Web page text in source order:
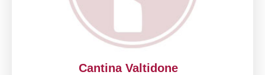
Cantina Valtidone